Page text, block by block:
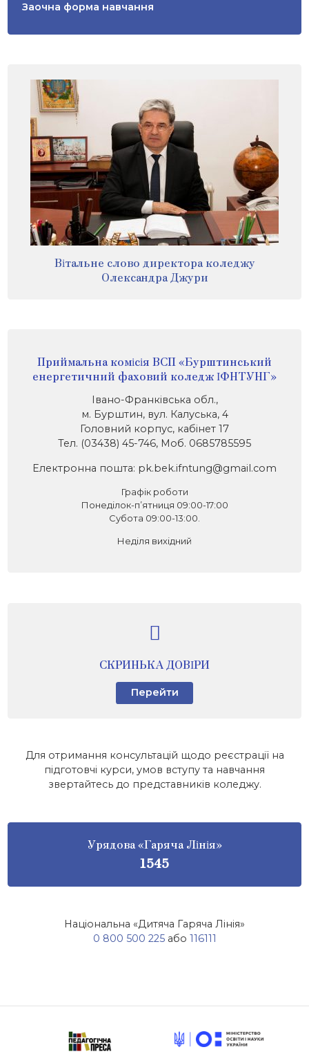
Заочна форма навчання
Вітальне слово директора коледжу
Олександра Джури
Приймальна комісія ВСП «Бурштинський
енергетичний фаховий коледж ІФНТУНГ»
Івано-Франківська обл.,
м. Бурштин, вул. Калуська, 4
Головний корпус, кабінет 17
Тел. (03438) 45-746, Моб. 0685785595
Електронна пошта: pk.bek.ifntung@gmail.com
Графік роботи
Понеділок-п’ятниця 09:00-17:00
Субота 09:00-13:00.
Неділя вихідний
СКРИНЬКА ДОВІРИ
Перейти
Для отримання консультацій щодо реєстрації на
підготовчі курси, умов вступу та навчання
звертайтесь до представників коледжу.
Урядова «Гаряча Лінія»
1545
Національна «Дитяча Гаряча Лінія»
0 800 500 225або 116111